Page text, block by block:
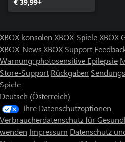
€ 39,99+
XBOX konsolen XBOX-SpieleXBOX
XBOX-News XBOX Support
Warnung: photosensitive Epilepsie
Store-Support Rückgaben
Spiele
Deutsch (Österreich)
Ihre Datenschutzoptionen
Verbraucherdatenschutz für
wenden Impressum Datenschutz